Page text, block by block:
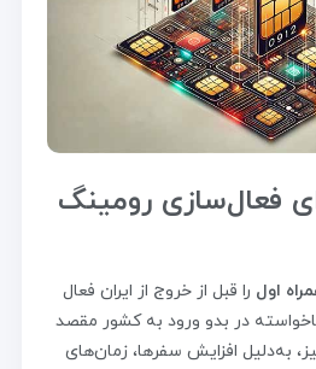
فعال‌سازی رومینگ
اول را قبل از خروج از ایران فعال
در بدو ورود به کشور مقصد
به‌دلیل افزایش سفرها، زمان‌های